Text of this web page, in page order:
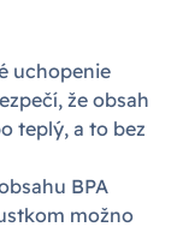
uchopenie
že obsah
teplý, a to bez
BPA
možno